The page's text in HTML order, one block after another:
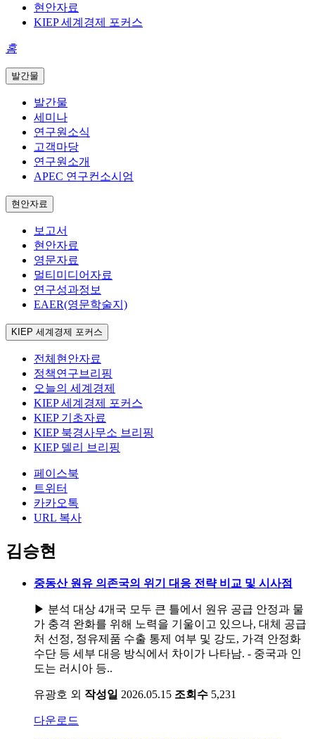
현안자료
KIEP 세계경제 포커스
홈
발간물
발간물
세미나
연구원소식
고객마당
연구원소개
APEC 연구컨소시엄
현안자료
보고서
현안자료
영문자료
멀티미디어자료
연구성과정보
EAER(영문학술지)
KIEP 세계경제 포커스
전체현안자료
정책연구브리핑
오늘의 세계경제
KIEP 세계경제 포커스
KIEP 기초자료
KIEP 북경사무소 브리핑
KIEP 델리 브리핑
페이스북
트위터
카카오톡
URL 복사
김승현
중동산 원유 의존국의 위기 대응 전략 비교 및 시사점
▶ 분석 대상 4개국 모두 큰 틀에서 원유 공급 안정과 물
가 충격 완화를 위해 노력을 기울이고 있으나, 대체 공급
처 선정, 정유제품 수출 통제 여부 및 강도, 가격 안정화
수단 등 세부 대응 방식에서 차이가 나타남. - 중국과 인
도는 러시아 등..
유광호 외 작성일 2026.05.15 조회수 5,231
다운로드